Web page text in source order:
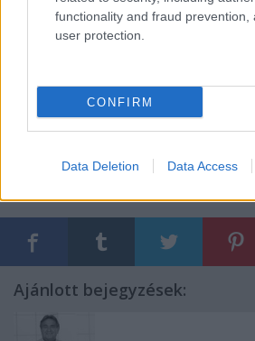
functionality and fraud prevention,
user protection.
CONFIRM
Data Deletion Data Access
Helyszín: Főnix Kultúrműhely,
Rigó u. 6–8.
14. – vasárnap 18.00
Az előadás időtartama: 75 perc
Ajánlott bejegyzések: